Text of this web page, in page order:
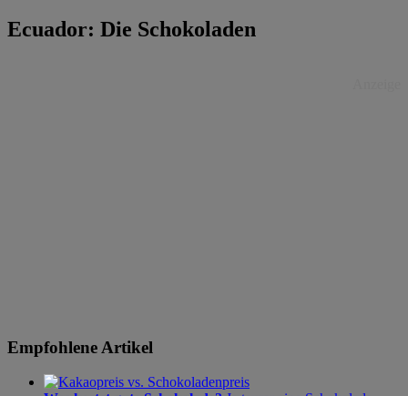
Ecuador: Die Schokoladen
Empfohlene Artikel